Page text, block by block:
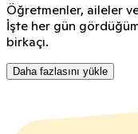
Öğretmenler, aileler
İşte her gün
birkaçı.
Daha fazlasını yükle